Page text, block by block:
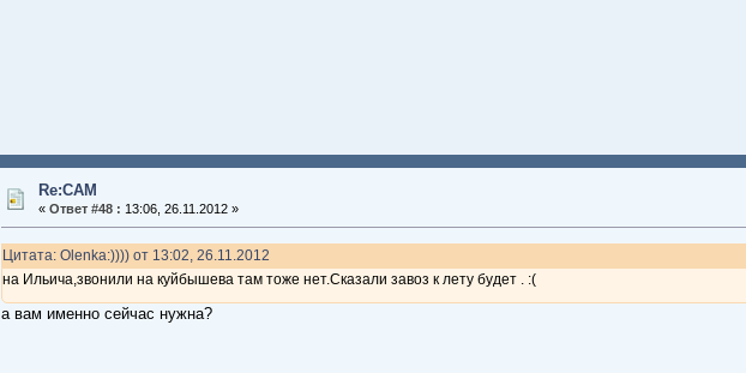
Re:CAM
« Ответ #48 : 13:06, 26.11.2012 »
Цитата: Olenka:)))) от 13:02, 26.11.2012
на Ильича,звонили на куйбышева там тоже нет.Сказали завоз к лету будет . :(
а вам именно сейчас нужна?